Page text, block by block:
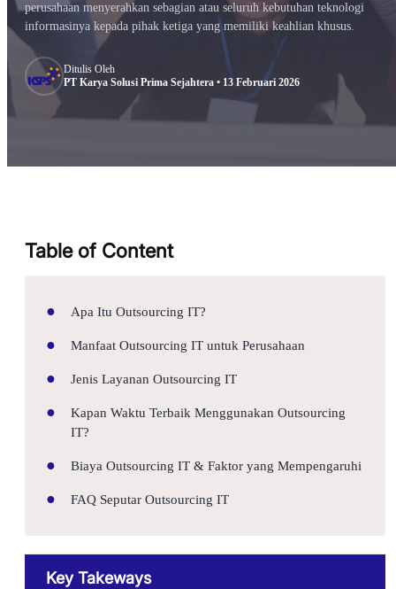
perusahaan menyerahkan sebagian atau seluruh kebutuhan teknologi
informasinya kepada pihak ketiga yang memiliki keahlian khusus.
Ditulis Oleh
PT Karya Solusi Prima Sejahtera • 13 Februari 2026
Table of Content
Apa Itu Outsourcing IT?
Manfaat Outsourcing IT untuk Perusahaan
Jenis Layanan Outsourcing IT
Kapan Waktu Terbaik Menggunakan Outsourcing
IT?
Biaya Outsourcing IT & Faktor yang Mempengaruhi
FAQ Seputar Outsourcing IT
Key Takeways